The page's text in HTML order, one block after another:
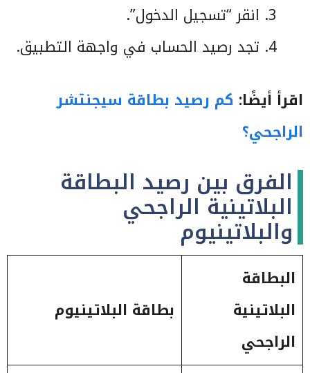
انقر “تسجيل الدخول”.
تجد رصيد الحساب في واجهة التطبيق.
اقرأ أيضًا: كم رصيد بطاقة سيجنتشر
الراجحي؟
الفرق بين رصيد البطاقة
البلاتينية الراجحي
والبلاتينيوم
البطاقة
البلاتينية
الراجحي
بطاقة البلاتينيوم